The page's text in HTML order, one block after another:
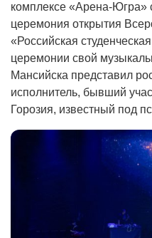
комплексе «Арена-Югра»
церемония открытия
«Российская
церемонии свой
Мансийска представил
исполнитель, бывший
Горозия, известный под